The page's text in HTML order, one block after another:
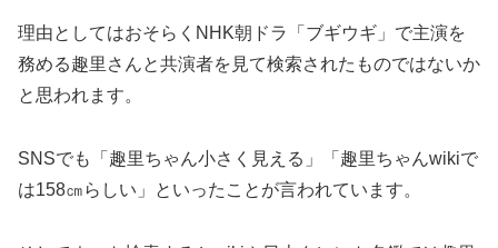
理由としてはおそらくNHK朝ドラ「ブギウギ」で主演を
務める趣里さんと共演者を見て検索されたものではないか
と思われます。
SNSでも「趣里ちゃん小さく見える」「趣里ちゃんwikiで
は158㎝らしい」といったことが言われています。